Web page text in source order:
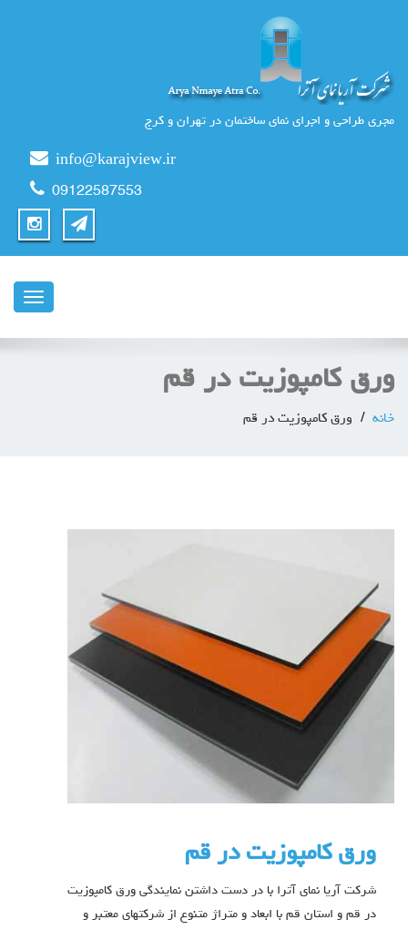
مجری طراحی و اجرای نمای ساختمان در تهران و کرج
info@karajview.ir
09122587553
ناوبری
ورق کامپوزیت در قم
خانه ورق کامپوزیت در قم
ورق کامپوزیت در قم
شرکت آریا نمای آترا با در دست داشتن نمایندگی ورق کامپوزیت
در قم و استان قم با ابعاد و متراژ متنوع از شرکتهای معتبر و